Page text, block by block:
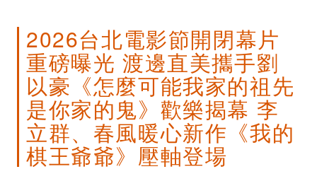
影
2026台北電影節開閉幕片
重磅曝光 渡邊直美攜手劉
以豪《怎麼可能我家的祖先
是你家的鬼》歡樂揭幕 李
立群、春風暖心新作《我的
棋王爺爺》壓軸登場